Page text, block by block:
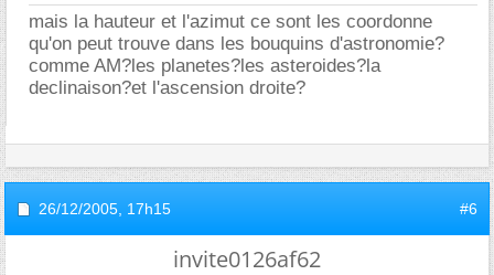
mais la hauteur et l'azimut ce sont les coordonne
qu'on peut trouve dans les bouquins d'astronomie?
comme AM?les planetes?les asteroides?la
declinaison?et l'ascension droite?
26/12/2005, 17h15 #6
invite0126af62